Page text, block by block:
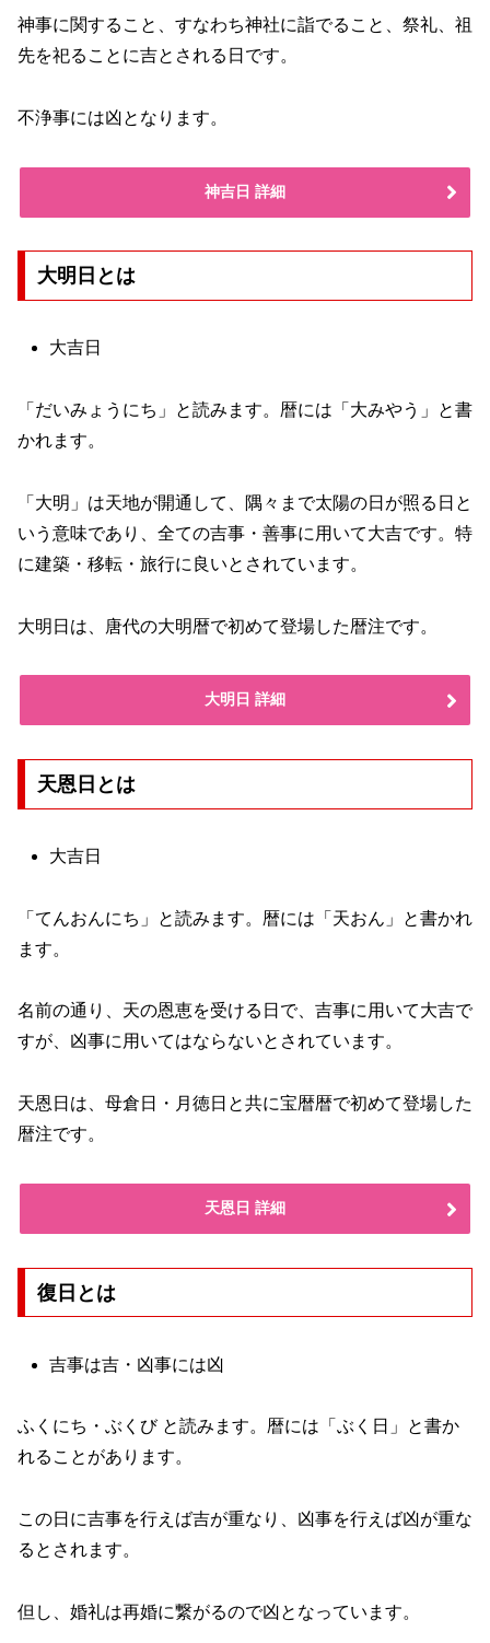
神事に関すること、すなわち神社に詣でること、祭礼、祖
先を祀ることに吉とされる日です。
不浄事には凶となります。
神吉日 詳細
大明日とは
大吉日
「だいみょうにち」と読みます。暦には「大みやう」と書
かれます。
「大明」は天地が開通して、隅々まで太陽の日が照る日と
いう意味であり、全ての吉事・善事に用いて大吉です。特
に建築・移転・旅行に良いとされています。
大明日は、唐代の大明暦で初めて登場した暦注です。
大明日 詳細
天恩日とは
大吉日
「てんおんにち」と読みます。暦には「天おん」と書かれ
ます。
名前の通り、天の恩恵を受ける日で、吉事に用いて大吉で
すが、凶事に用いてはならないとされています。
天恩日は、母倉日・月徳日と共に宝暦暦で初めて登場した
暦注です。
天恩日 詳細
復日とは
吉事は吉・凶事には凶
ふくにち・ぶくび と読みます。暦には「ぶく日」と書か
れることがあります。
この日に吉事を行えば吉が重なり、凶事を行えば凶が重な
るとされます。
但し、婚礼は再婚に繋がるので凶となっています。